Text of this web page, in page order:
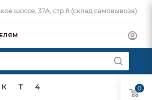
шоссе, 37А, стр.8 (склад самовывоза)
К Т 4 0